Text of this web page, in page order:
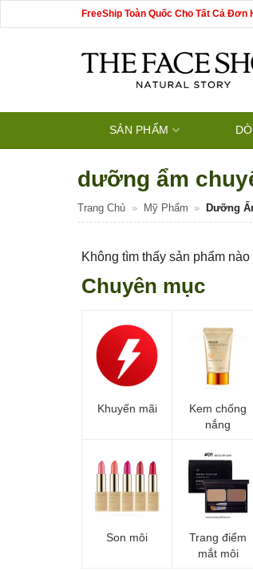
qua
FreeShip Toàn Quốc Cho Tất Cả Đơn
SẢN PHẨM
dưỡng ẩm
Trang Chủ » Mỹ Phẩm » Dưỡng
Không tìm thấy sản phẩm
Chuyên mục
Khuyến mãi
Kem chống
nắng
Son môi
Trang điểm
mắt môi